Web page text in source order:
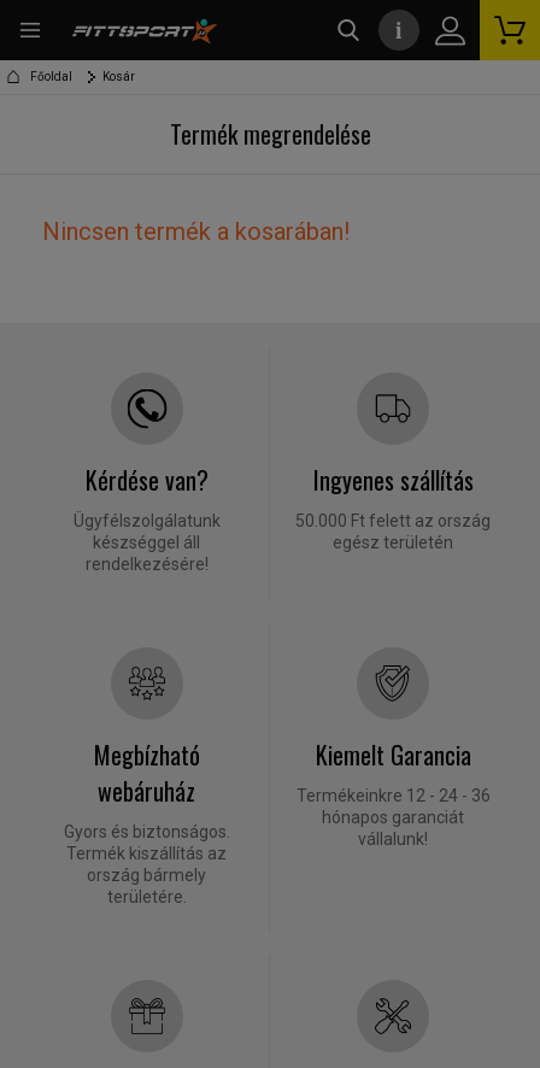
Főoldal Kosár
Termék megrendelése
Nincsen termék a kosarában!
Kérdése van?
Ügyfélszolgálatunk
készséggel áll
rendelkezésére!
Ingyenes szállítás
50.000 Ft felett az ország
egész területén
Megbízható
webáruház
Gyors és biztonságos.
Termék kiszállítás az
ország bármely
területére.
Kiemelt Garancia
Termékeinkre 12 - 24 - 36
hónapos garanciát
vállalunk!
i
kereső